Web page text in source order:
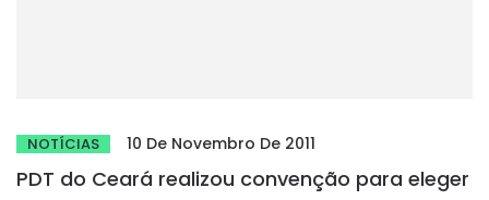
NOTÍCIAS 10 De Novembro De 2011
PDT do Ceará realizou convenção para eleger